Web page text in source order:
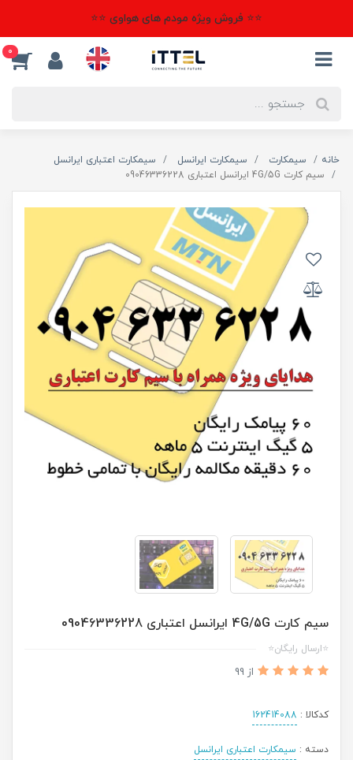
⭐⭐ فروش ویژه مودم های هواوی ⭐⭐
0
خانه سیمکارت سیمکارت ایرانسل
سیمکارت اعتباری ایرانسل
سیم کارت 4G/5G ایرانسل اعتباری 09046336228
سیم کارت 4G/5G ایرانسل اعتباری 09046336228
⭐ارسال رایگان⭐
از 99
کدکالا : 162414088
دسته : سیمکارت اعتباری ایرانسل